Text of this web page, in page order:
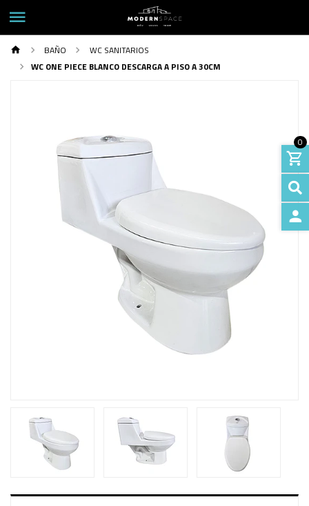
0
BAÑO
WC SANITARIOS
WC ONE PIECE BLANCO DESCARGA A PISO A 30CM